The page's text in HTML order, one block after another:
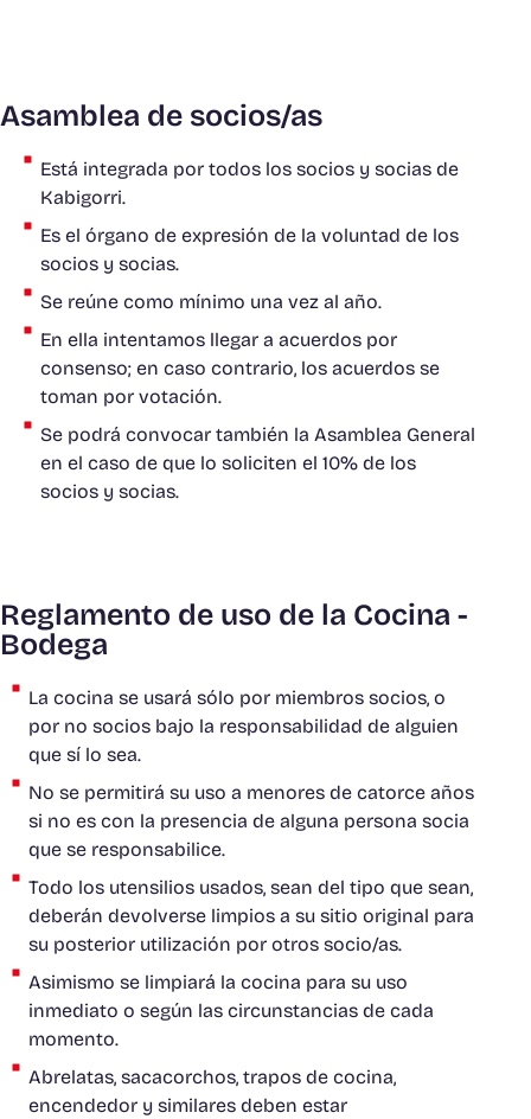
Asamblea de socios/as
Está integrada por todos los socios y socias de
Kabigorri.
Es el órgano de expresión de la voluntad de los
socios y socias.
Se reúne como mínimo una vez al año.
En ella intentamos llegar a acuerdos por
consenso; en caso contrario, los acuerdos se
toman por votación.
Se podrá convocar también la Asamblea General
en el caso de que lo soliciten el 10% de los
socios y socias.
Reglamento de uso de la Cocina -
Bodega
La cocina se usará sólo por miembros socios, o
por no socios bajo la responsabilidad de alguien
que sí lo sea.
No se permitirá su uso a menores de catorce años
si no es con la presencia de alguna persona socia
que se responsabilice.
Todo los utensilios usados, sean del tipo que sean,
deberán devolverse limpios a su sitio original para
su posterior utilización por otros socio/as.
Asimismo se limpiará la cocina para su uso
inmediato o según las circunstancias de cada
momento.
Abrelatas, sacacorchos, trapos de cocina,
encendedor y similares deben estar